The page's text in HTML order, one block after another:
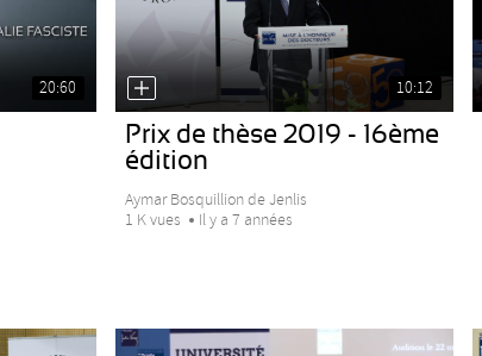
20:60 10:12
Prix de thèse 2019 - 16ème
édition
Aymar Bosquillion de Jenlis
1 K vues
Il y a 7 années